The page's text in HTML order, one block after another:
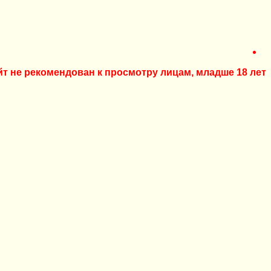
не рекомендован к просмотру лицам, младше 18 лет